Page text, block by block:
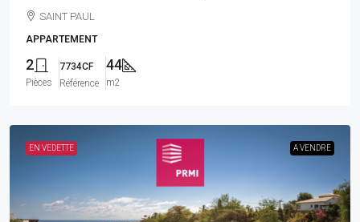
SAINT PAUL
APPARTEMENT
2
Pièces
7734CF
Référence
44
m2
EN VEDETTE A VENDRE